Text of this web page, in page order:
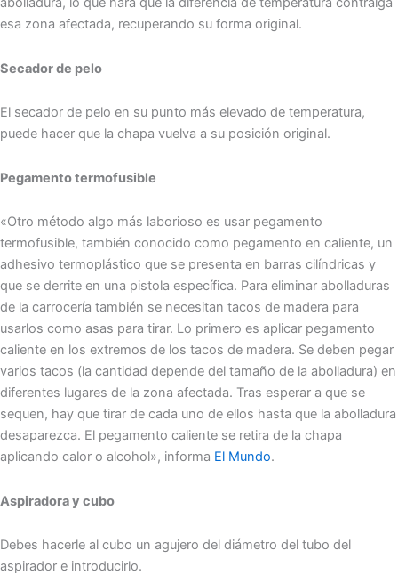
esa zona afectada, recuperando su forma original.
Secador de pelo
El secador de pelo en su punto más elevado de temperatura,
puede hacer que la chapa vuelva a su posición original.
Pegamento termofusible
«Otro método algo más laborioso es usar pegamento
termofusible, también conocido como pegamento en caliente, un
adhesivo termoplástico que se presenta en barras cilíndricas y
que se derrite en una pistola específica. Para eliminar abolladuras
de la carrocería también se necesitan tacos de madera para
usarlos como asas para tirar. Lo primero es aplicar pegamento
caliente en los extremos de los tacos de madera. Se deben pegar
varios tacos (la cantidad depende del tamaño de la abolladura) en
diferentes lugares de la zona afectada. Tras esperar a que se
sequen, hay que tirar de cada uno de ellos hasta que la abolladura
desaparezca. El pegamento caliente se retira de la chapa
aplicando calor o alcohol», informa El Mundo.
Aspiradora y cubo
Debes hacerle al cubo un agujero del diámetro del tubo del
aspirador e introducirlo.